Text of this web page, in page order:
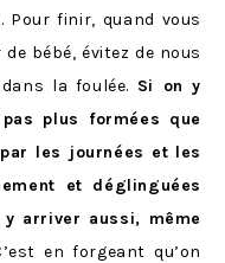
Pour finir, quand vous
bébé, évitez de nous
la foulée. Si on y
plus formées que
les journées et les
et déglinguées
arriver aussi, même
en forgeant qu’on